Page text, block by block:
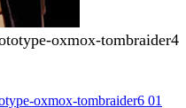
oxmox-tombraider4